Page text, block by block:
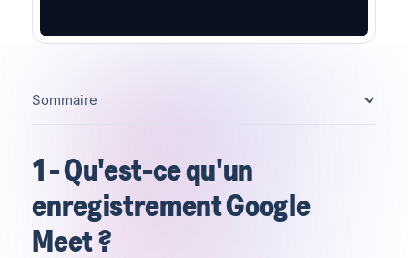
1 - Qu'est-ce qu'un
enregistrement Google
Meet ?
Sommaire